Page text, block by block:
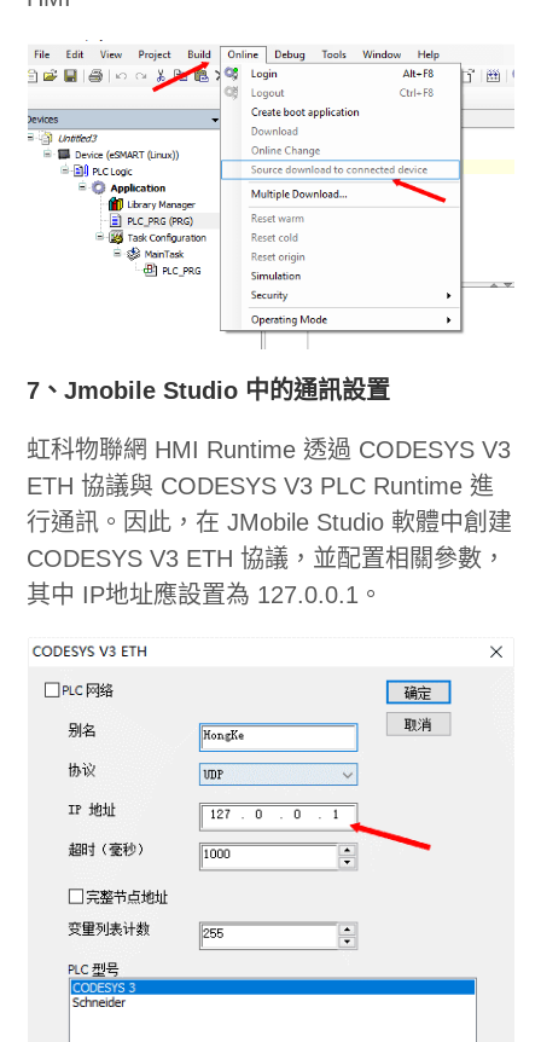
7、Jmobile Studio 中的通訊設置
虹科物聯網 HMI Runtime 透過 CODESYS V3
ETH 協議與 CODESYS V3 PLC Runtime 進
行通訊。因此，在 JMobile Studio 軟體中創建
CODESYS V3 ETH 協議，並配置相關參數，
其中 IP地址應設置為 127.0.0.1。